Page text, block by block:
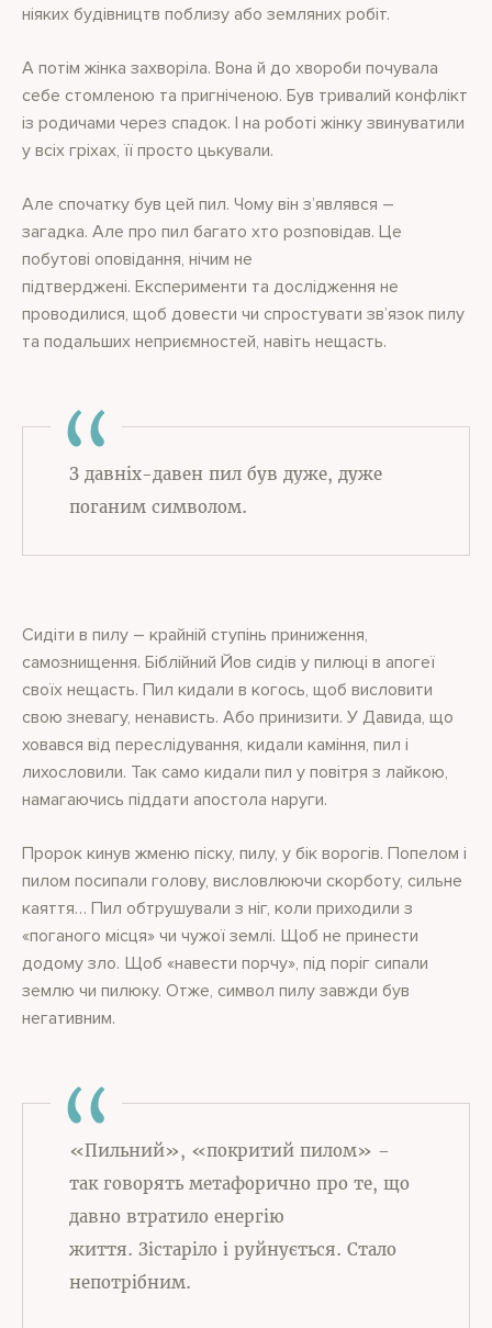
ніяких будівництв поблизу або земляних робіт.
А потім жінка захворіла. Вона й до хвороби почувала
себе стомленою та пригніченою. Був тривалий конфлікт
із родичами через спадок. І на роботі жінку звинуватили
у всіх гріхах, її просто цькували.
Але спочатку був цей пил. Чому він з’являвся –
загадка. Але про пил багато хто розповідав. Це
побутові оповідання, нічим не
підтверджені. Експерименти та дослідження не
проводилися, щоб довести чи спростувати зв’язок пилу
та подальших неприємностей, навіть нещасть.
З давніх-давен пил був дуже, дуже
поганим символом.
Сидіти в пилу – крайній ступінь приниження,
самознищення. Біблійний Йов сидів у пилюці в апогеї
своїх нещасть. Пил кидали в когось, щоб висловити
свою зневагу, ненависть. Або принизити. У Давида, що
ховався від переслідування, кидали каміння, пил і
лихословили. Так само кидали пил у повітря з лайкою,
намагаючись піддати апостола наруги.
Пророк кинув жменю піску, пилу, у бік ворогів. Попелом і
пилом посипали голову, висловлюючи скорботу, сильне
каяття… Пил обтрушували з ніг, коли приходили з
«поганого місця» чи чужої землі. Щоб не принести
додому зло. Щоб «навести порчу», під поріг сипали
землю чи пилюку. Отже, символ пилу завжди був
негативним.
«Пильний», «покритий пилом» –
так говорять метафорично про те, що
давно втратило енергію
життя. Зістаріло і руйнується. Стало
непотрібним.